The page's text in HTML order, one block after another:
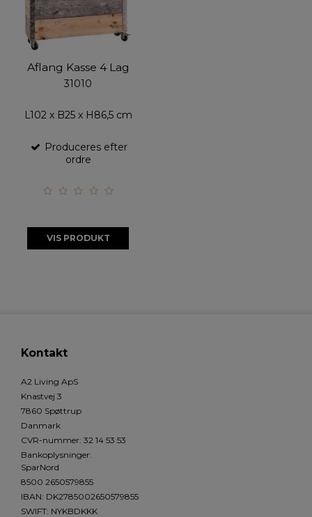
Aflang Kasse 4 Lag
31010
L102 x B25 x H86,5 cm
Produceres efter
ordre
VIS PRODUKT
Kontakt
A2 Living ApS
Knastvej 3
7860 Spøttrup
Danmark
CVR-nummer: 32 14 53 53
Bankoplysninger:
SparNord
8500 2650579855
IBAN: DK2785002650579855
SWIFT: NYKBDKKK